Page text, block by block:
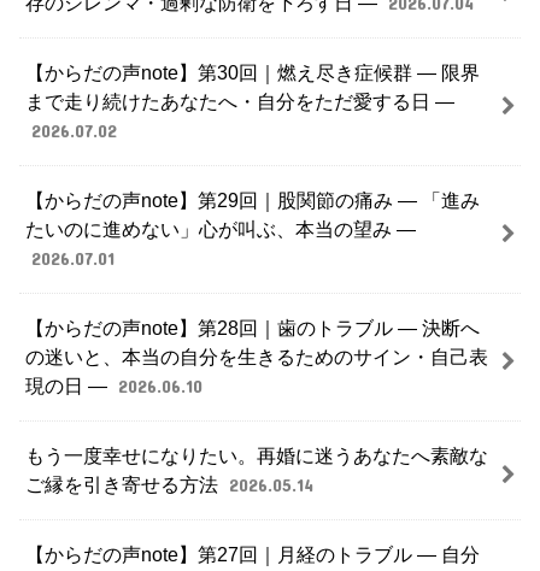
【からだの声note】第30回｜燃え尽き症候群 ― 限界
まで走り続けたあなたへ・自分をただ愛する日 ―
2026.07.02
【からだの声note】第29回｜股関節の痛み ― 「進み
たいのに進めない」心が叫ぶ、本当の望み ―
2026.07.01
【からだの声note】第28回｜歯のトラブル ― 決断へ
の迷いと、本当の自分を生きるためのサイン・自己表
現の日 ― 2026.06.10
もう一度幸せになりたい。再婚に迷うあなたへ素敵な
ご縁を引き寄せる方法 2026.05.14
【からだの声note】第27回｜月経のトラブル ― 自分